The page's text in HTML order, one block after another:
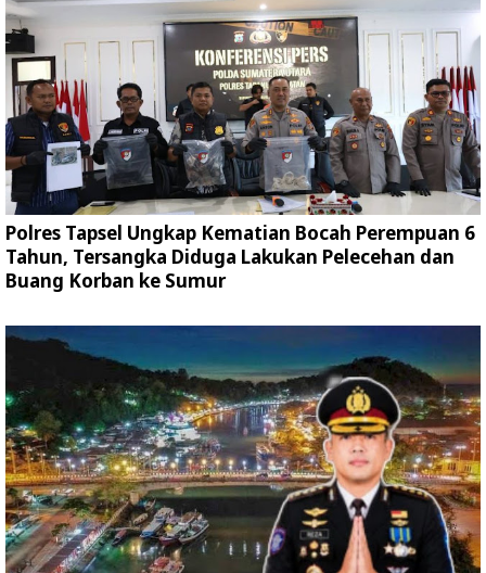
Polres Tapsel Ungkap Kematian Bocah Perempuan 6
Tahun, Tersangka Diduga Lakukan Pelecehan dan
Buang Korban ke Sumur